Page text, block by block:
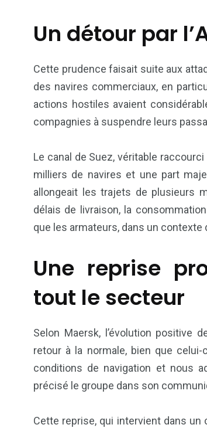
Un détour par
Cette prudence faisait suite aux
des navires commerciaux, en
actions hostiles avaient
compagnies à suspendre leurs
Le canal de Suez, véritable
milliers de navires et une part
allongeait les trajets de plusieurs
délais de livraison, la
que les armateurs, dans un
Une reprise
tout le secteur
Selon Maersk, l’évolution positive
retour à la normale, bien que
conditions de navigation et nous
précisé le groupe dans son
Cette reprise, qui intervient dans un
6
173
Politique